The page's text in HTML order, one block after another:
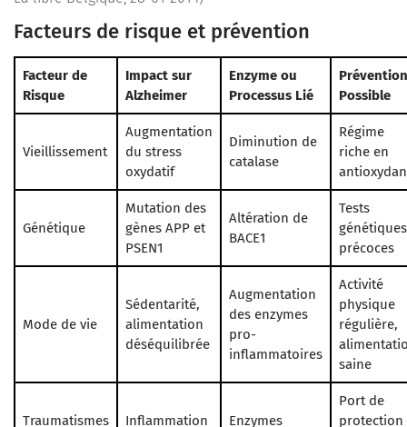
Facteurs de risque et prévention
Facteur de
Risque
Impact sur
Alzheimer
Enzyme ou
Processus Lié
Prévention
Possible
Vieillissement
Augmentation
du stress
oxydatif
Diminution de
catalase
Régime
riche en
Génétique
Mutation des
gènes APP et
PSEN1
Altération de
BACE1
Tests
génétiques
précoces
Mode de vie
Sédentarité,
alimentation
déséquilibrée
Augmentation
des enzymes
pro-
inflammatoires
Activité
physique
régulière,
saine
Traumatismes Inflammation Enzymes
Port de
protection